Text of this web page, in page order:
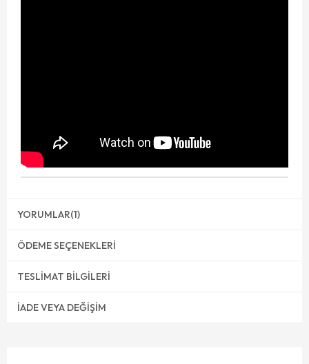
YORUMLAR(1)
ÖDEME SEÇENEKLERI
TESLIMAT BILGILERI
İADE VEYA DEĞIŞIM